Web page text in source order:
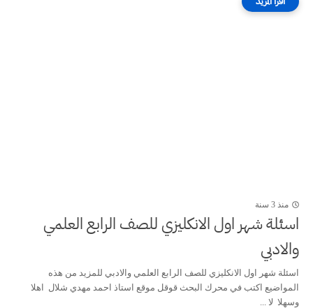
منذ 3 سنة
اسئلة شهر اول الانكليزي للصف الرابع العلمي
والادبي
اسئلة شهر اول الانكليزي للصف الرابع العلمي والادبي للمزيد من هذه
المواضيع اكتب في محرك البحث قوقل موقع استاذ احمد مهدي شلال اهلا
وسهلا لا ...